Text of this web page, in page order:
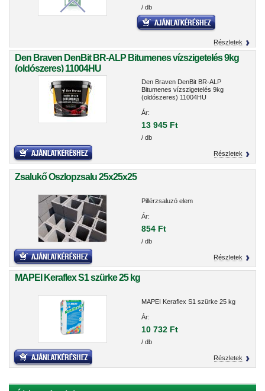
/ db
Részletek
Den Braven DenBit BR-ALP Bitumenes vízszigetelés 9kg
(oldószeres) 11004HU
Den Braven DenBit BR-ALP
Bitumenes vízszigetelés 9kg
(oldószeres) 11004HU
Ár:
13 945 Ft
/ db
Részletek
Zsalukő Oszlopzsalu 25x25x25
Pillérzsaluzó elem
Ár:
854 Ft
/ db
Részletek
MAPEI Keraflex S1 szürke 25 kg
MAPEI Keraflex S1 szürke 25 kg
Ár:
10 732 Ft
/ db
Részletek